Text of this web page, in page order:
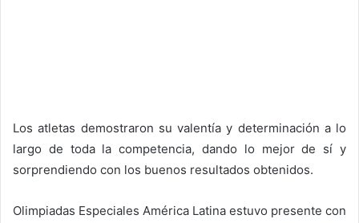
Los atletas demostraron su valentía y determinación a lo
largo de toda la competencia, dando lo mejor de sí y
sorprendiendo con los buenos resultados obtenidos.
Olimpiadas Especiales América Latina estuvo presente con